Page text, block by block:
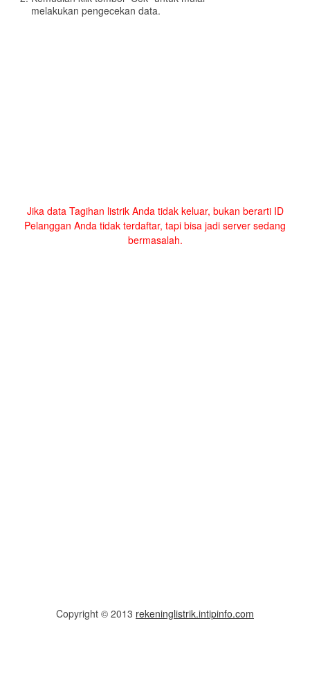
melakukan pengecekan data.
Jika data Tagihan listrik Anda tidak keluar, bukan berarti ID
Pelanggan Anda tidak terdaftar, tapi bisa jadi server sedang
bermasalah.
Copyright © 2013 rekeninglistrik.intipinfo.com